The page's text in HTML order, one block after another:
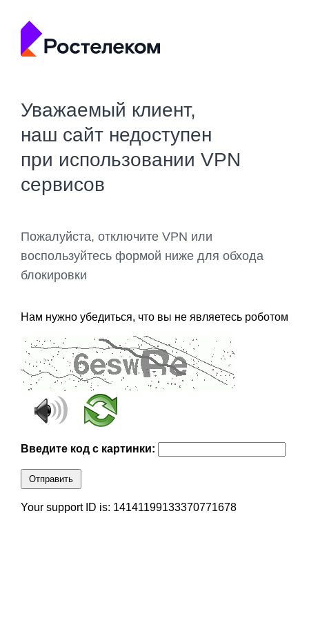
Уважаемый клиент,
наш сайт недоступен
при использовании VPN
сервисов
Пожалуйста, отключите VPN или
воспользуйтесь формой ниже для обхода
блокировки
Нам нужно убедиться, что вы не являетесь роботом
Введите код с картинки:
Отправить
Your support ID is: 14141199133370771678